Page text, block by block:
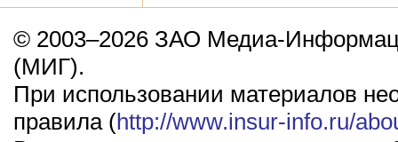
© 2003–2026 ЗАО Медиа-
(МИГ).
При использовании материалов
правила (http://www.insur-info.ru/